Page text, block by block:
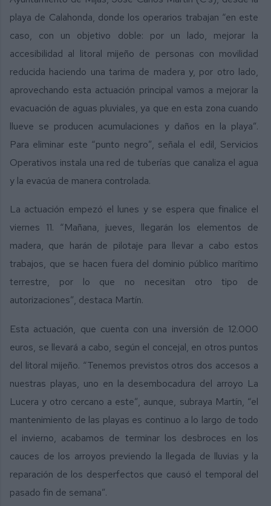
playa de Calahonda, donde los operarios trabajan “en este
caso, con un objetivo doble: por un lado, mejorar la
accesibilidad al litoral mijeño de personas con movilidad
reducida haciendo una tarima de madera y, por otro lado,
aprovechando esta actuación principal vamos a mejorar la
evacuación de aguas pluviales, ya que en esta zona cuando
llueve se producen acumulaciones y daños en la playa”.
Para eliminar este “punto negro”, señala el edil, Servicios
Operativos instala una red de tuberías que canaliza el agua
y la evacúa de manera controlada.
La actuación empezó el lunes y se espera que finalice el
viernes 11. “Mañana, jueves, llegarán los elementos de
madera, que harán de pilotaje para llevar a cabo estos
trabajos, que se hacen fuera del dominio público marítimo
terrestre, por lo que no necesitan otro tipo de
autorizaciones”, destaca Martín.
Esta actuación, que cuenta con una inversión de 12.000
euros, se llevará a cabo, según el concejal, en otros puntos
del litoral mijeño. “Tenemos previstos otros dos accesos a
nuestras playas, uno en la desembocadura del arroyo La
Lucera y otro cercano a este”, aunque, subraya Martín, “el
mantenimiento de las playas es continuo a lo largo de todo
el invierno, acabamos de terminar los desbroces en los
cauces de los arroyos previendo la llegada de lluvias y la
reparación de los desperfectos que causó el temporal del
pasado fin de semana”.